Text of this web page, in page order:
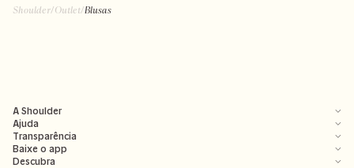
A Shoulder
Ajuda
Transparência